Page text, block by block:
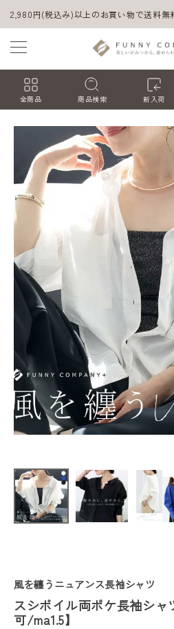
2,980円(税込み)以上のお買い物で送料無
全商品 商品検索 新入荷
ACCOUNT MENU
ようこそ ゲスト 様
ログイン 会員登録
スシボイル両
ポケ長袖シャ
5】
ファッション雑貨
風を纏うニュアンス長袖シャツ
スシボイル両ポケ長袖シャ
可/ma1.5】